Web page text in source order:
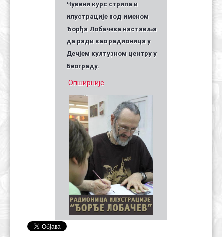
Чувени курс стрипа и
илустрације под именом
Ђорђа Лобачева наставља
да ради као радионица у
Дечјем културном центру у
Београду.
Опширније